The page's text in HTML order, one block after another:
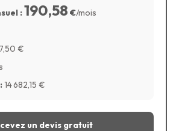
:190,58 €/mois
€
14 682,15 €
un devis gratuit